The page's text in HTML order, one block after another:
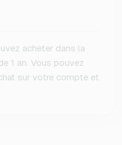
acheter dans la
1 an. Vous pouvez
sur votre compte et